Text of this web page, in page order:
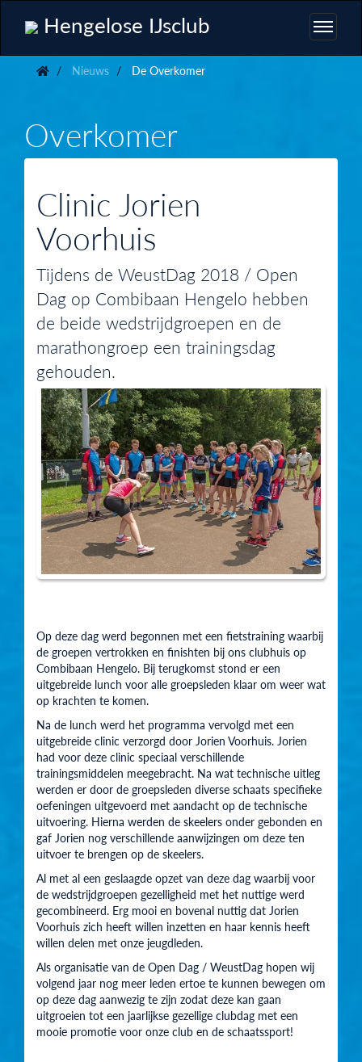
Hengelose IJsclub
Nieuws De Overkomer
Overkomer
Clinic Jorien
Voorhuis
Tijdens de WeustDag 2018 / Open
Dag op Combibaan Hengelo hebben
de beide wedstrijdgroepen en de
marathongroep een trainingsdag
gehouden.
Op deze dag werd begonnen met een fietstraining waarbij
de groepen vertrokken en finishten bij ons clubhuis op
Combibaan Hengelo. Bij terugkomst stond er een
uitgebreide lunch voor alle groepsleden klaar om weer wat
op krachten te komen.
Na de lunch werd het programma vervolgd met een
uitgebreide clinic verzorgd door Jorien Voorhuis. Jorien
had voor deze clinic speciaal verschillende
trainingsmiddelen meegebracht. Na wat technische uitleg
werden er door de groepsleden diverse schaats specifieke
oefeningen uitgevoerd met aandacht op de technische
uitvoering. Hierna werden de skeelers onder gebonden en
gaf Jorien nog verschillende aanwijzingen om deze ten
uitvoer te brengen op de skeelers.
Al met al een geslaagde opzet van deze dag waarbij voor
de wedstrijdgroepen gezelligheid met het nuttige werd
gecombineerd. Erg mooi en bovenal nuttig dat Jorien
Voorhuis zich heeft willen inzetten en haar kennis heeft
willen delen met onze jeugdleden.
Als organisatie van de Open Dag / WeustDag hopen wij
volgend jaar nog meer leden ertoe te kunnen bewegen om
op deze dag aanwezig te zijn zodat deze kan gaan
uitgroeien tot een jaarlijkse gezellige clubdag met een
mooie promotie voor onze club en de schaatssport!